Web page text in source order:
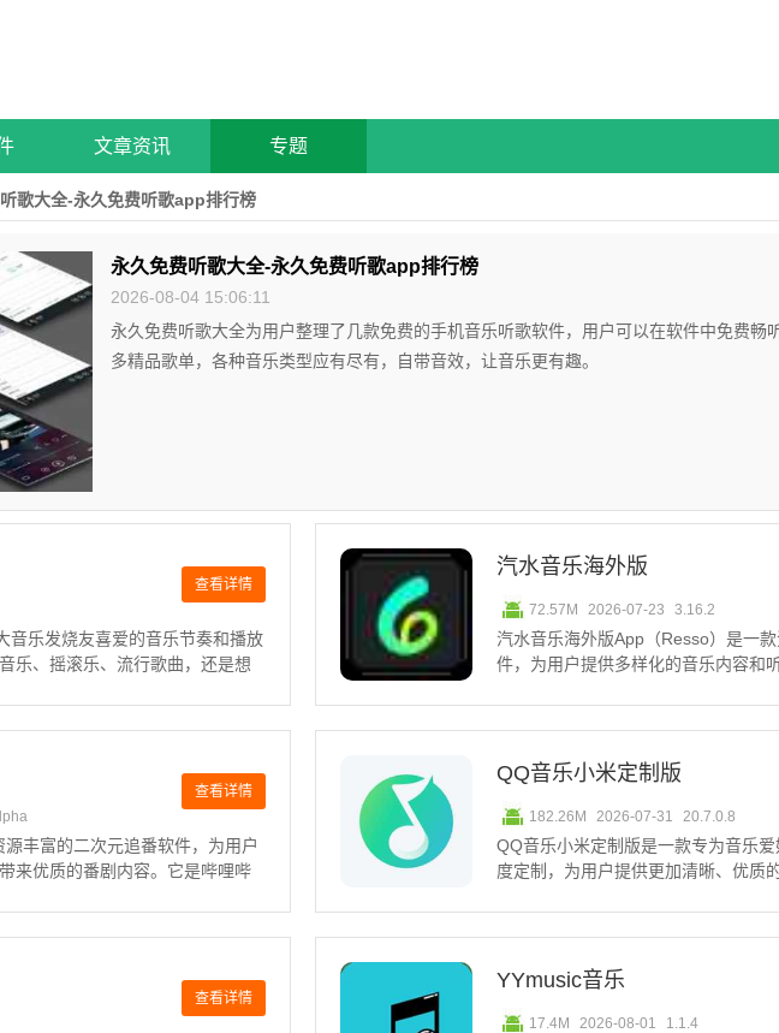
文章资讯 专题
歌大全-永久免费听歌app排行榜
永久免费听歌大全-永久免费听歌app排行榜
2026-08-04 15:06:11
永久免费听歌大全为用户整理了几款免费的手机音乐听歌软件，用户可以在软件中免费畅
多精品歌单，各种音乐类型应有尽有，自带音效，让音乐更有趣。
查看详情
音乐发烧友喜爱的音乐节奏和播放
乐、摇滚乐、流行歌曲，还是想
汽水音乐海外版
72.57M 2026-07-23 3.16.2
汽水音乐海外版App（Resso）是一
件，为用户提供多样化的音乐内容和
查看详情
丰富的二次元追番软件，为用户
来优质的番剧内容。它是哔哩哔
QQ音乐小米定制版
182.26M 2026-07-31 20.7.0.8
QQ音乐小米定制版是一款专为音乐
度定制，为用户提供更加清晰、优质
查看详情
YYmusic音乐
17.4M 2026-08-01 1.1.4